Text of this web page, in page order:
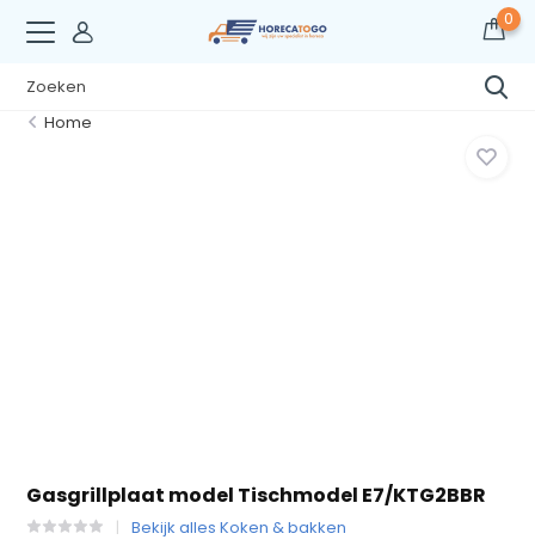
0
Home
Gasgrillplaat model Tischmodel E7/KTG2BBR
Bekijk alles Koken & bakken